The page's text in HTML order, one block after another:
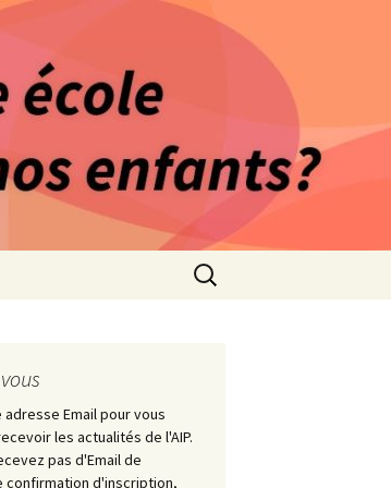
Rechercher :
Email pour vous
les actualités de l'AIP.
pas d'Email de
confirmation d'inscription,